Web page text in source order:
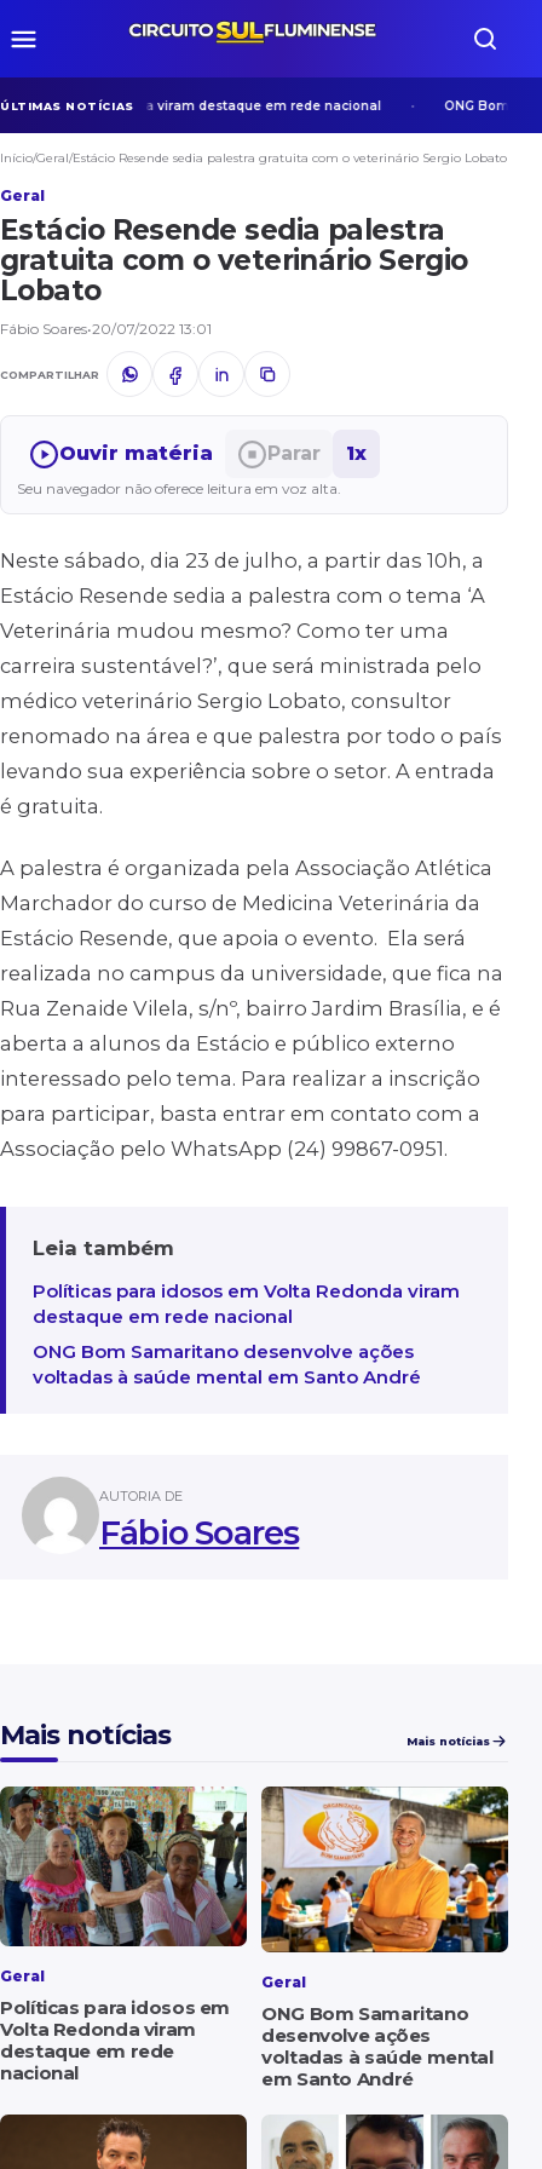
ÚLTIMAS NOTÍCIAS
em Volta Redonda viram destaque em rede nacional ONG Bom
Início/Geral/Estácio Resende sedia palestra gratuita com o veterinário Sergio Lobato
Geral
Estácio Resende sedia palestra
gratuita com o veterinário Sergio
Lobato
Fábio Soares•20/07/2022 13:01
COMPARTILHAR
Ouvir matéria Parar 1x
Seu navegador não oferece leitura em voz alta.
Neste sábado, dia 23 de julho, a partir das 10h, a
Estácio Resende sedia a palestra com o tema ‘A
Veterinária mudou mesmo? Como ter uma
carreira sustentável?’, que será ministrada pelo
médico veterinário Sergio Lobato, consultor
renomado na área e que palestra por todo o país
levando sua experiência sobre o setor. A entrada
é gratuita.
A palestra é organizada pela Associação Atlética
Marchador do curso de Medicina Veterinária da
Estácio Resende, que apoia o evento. Ela será
realizada no campus da universidade, que fica na
Rua Zenaide Vilela, s/nº, bairro Jardim Brasília, e é
aberta a alunos da Estácio e público externo
interessado pelo tema. Para realizar a inscrição
para participar, basta entrar em contato com a
Associação pelo WhatsApp (24) 99867-0951.
Leia também
Políticas para idosos em Volta Redonda viram
destaque em rede nacional
ONG Bom Samaritano desenvolve ações
voltadas à saúde mental em Santo André
AUTORIA DE
Fábio Soares
Mais notícias Mais notícias
Geral
Políticas para idosos em
Volta Redonda viram
destaque em rede
nacional
Geral
ONG Bom Samaritano
desenvolve ações
voltadas à saúde mental
em Santo André